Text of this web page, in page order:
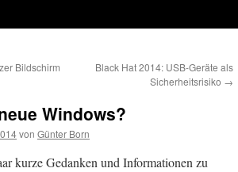
Bildschirm
Black Hat 2014: USB-Geräte als
Sicherheitsrisiko →
Windows?
von Günter Born
kurze Gedanken und Informationen zu